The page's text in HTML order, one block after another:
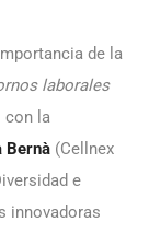
de la
laborales
con la
Bernà (Cellnex
e
innovadoras